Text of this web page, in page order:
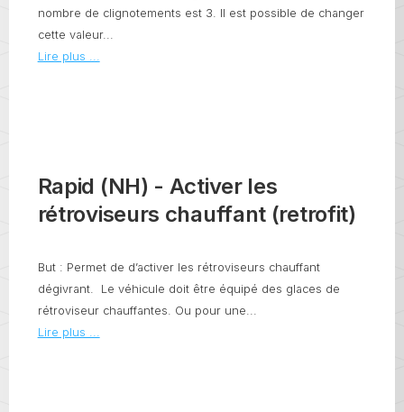
nombre de clignotements est 3. Il est possible de changer
cette valeur...
Lire plus ...
Rapid (NH) - Activer les
rétroviseurs chauffant (retrofit)
But : Permet de d’activer les rétroviseurs chauffant
dégivrant. Le véhicule doit être équipé des glaces de
rétroviseur chauffantes. Ou pour une...
Lire plus ...